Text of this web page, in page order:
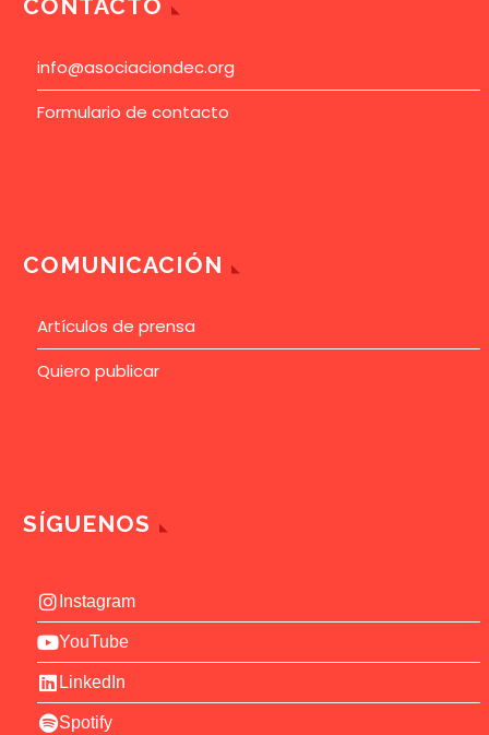
CONTACTO
info@asociaciondec.org
Formulario de contacto
COMUNICACIÓN
Artículos de prensa
Quiero publicar
SÍGUENOS
Instagram
YouTube
LinkedIn
Spotify